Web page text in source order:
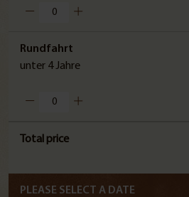
Rundfahrt
unter 4 Jahre
Total price
PLEASE SELECT A DATE